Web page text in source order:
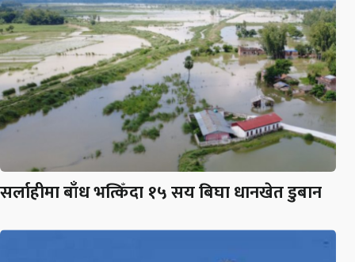
सर्लाहीमा बाँध भत्किँदा १५ सय बिघा धानखेत डुबान